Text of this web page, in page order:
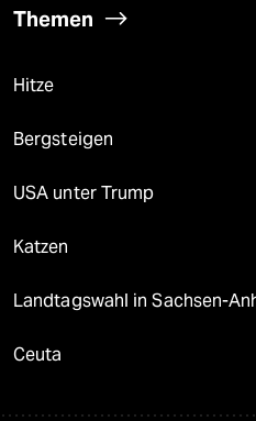
Themen
Hitze
Bergsteigen
USA unter Trump
Katzen
Landtagswahl in Sachsen-
Ceuta